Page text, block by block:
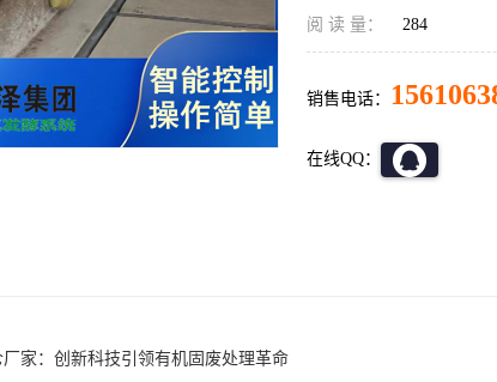
阅 读 量： 284
销售电话：
在线QQ：
家：创新科技引领有机固废处理革命